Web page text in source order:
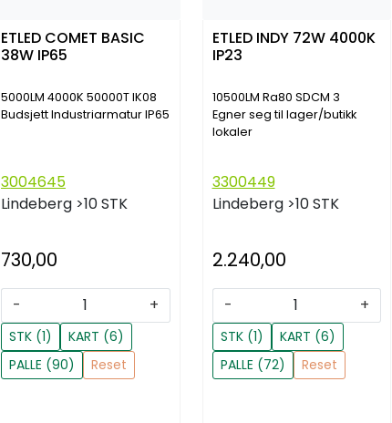
ETLED COMET BASIC
38W IP65
5000LM 4000K 50000T IK08
Budsjett Industriarmatur IP65
3004645
Lindeberg >10 STK
730,00
- +
STK (1)
KART (6)
PALLE (90)
Reset
ETLED INDY 72W 4000K
IP23
10500LM Ra80 SDCM 3
Egner seg til lager/butikk
lokaler
3300449
Lindeberg >10 STK
2.240,00
- +
STK (1)
KART (6)
PALLE (72)
Reset